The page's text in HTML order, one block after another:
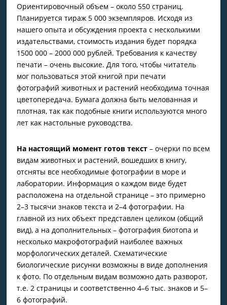
Ориентировочный объем – около 550 страниц.
Планируется тираж 5 000 экземпляров. Исходя из
нашего опыта и обсуждения проекта с несколькими
издательствами, стоимость издания будет порядка
1500 000 – 2000 000 рублей. Требования к качеству
печати – очень высокие. Для того, чтобы читатель
мог пользоваться этой книгой при печати
фотографий животных и растений необходима точная
цветопередача. Бумага должна быть мелованная и
плотная, так как подобные книги используются много
лет как настольные руководства.
На настоящий момент готов текст – очерки по всем
видам животных и растений, вошедших в книгу,
отсняты все необходимые фотографии в море и
лаборатории. Информация о каждом виде будет
расположена на отдельной странице – это примерно
2–3 тысячи знаков текста и 2–4 фотографии. На
главной из них объект представлен целиком (общий
вид), а на дополнительных – фотография биотопа и
несколько макрофотографий наиболее важных
морфологических деталей. Схематические
биологические рисунки возможны в виде дополнения
к фото. По отдельным видам возможно дать разворот,
т.е. 2 страницы и соответственно 4–6 тыс. знаков и 5–
6 фотографий.